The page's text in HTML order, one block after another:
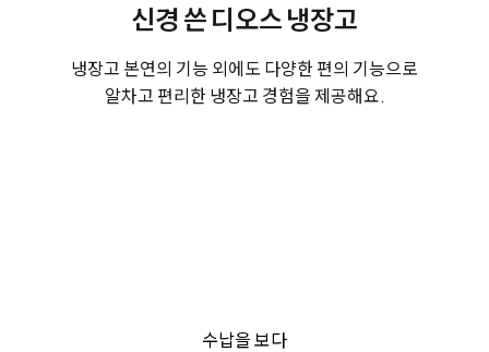
신경 쓴 디오스 냉장고
냉장고 본연의 기능 외에도 다양한 편의 기능으로
알차고 편리한 냉장고 경험을 제공해요.
수납을 보다